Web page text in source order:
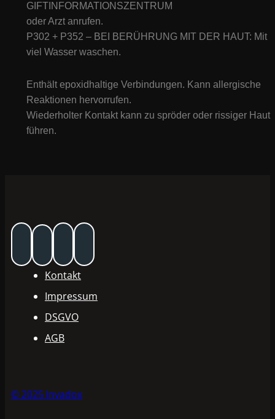
GIFTINFORMATIONSZENTRUM
oder Arzt anrufen.
P302 + P352 – BEI BERÜHRUNG MIT DER HAUT: Mit
viel Wasser waschen.
Enthält epoxidhaltige Verbindungen. Kann allergische
Reaktionen hervorrufen.
Wiederholter Kontakt kann zu spröder oder rissiger Haut
führen.
Kontakt
Impressum
DSGVO
AGB
© 2025 Invadox